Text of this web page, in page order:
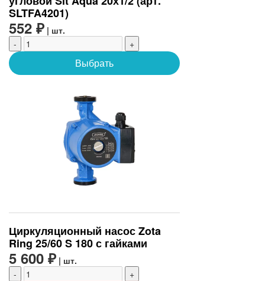
SLTFA4201)
552 ₽ | шт.
-
+
Выбрать
Циркуляционный насос Zota
Ring 25/60 S 180 с гайками
5 600 ₽ | шт.
-
+